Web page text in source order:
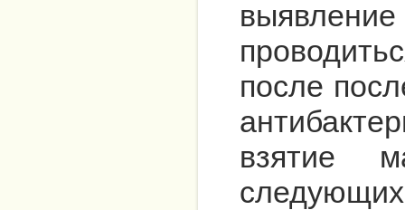
после
взятие